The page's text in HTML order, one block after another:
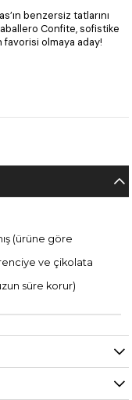
benzersiz tatlarını
Confite, sofistike
olmaya aday!
(ürüne göre
ve çikolata
süre korur)